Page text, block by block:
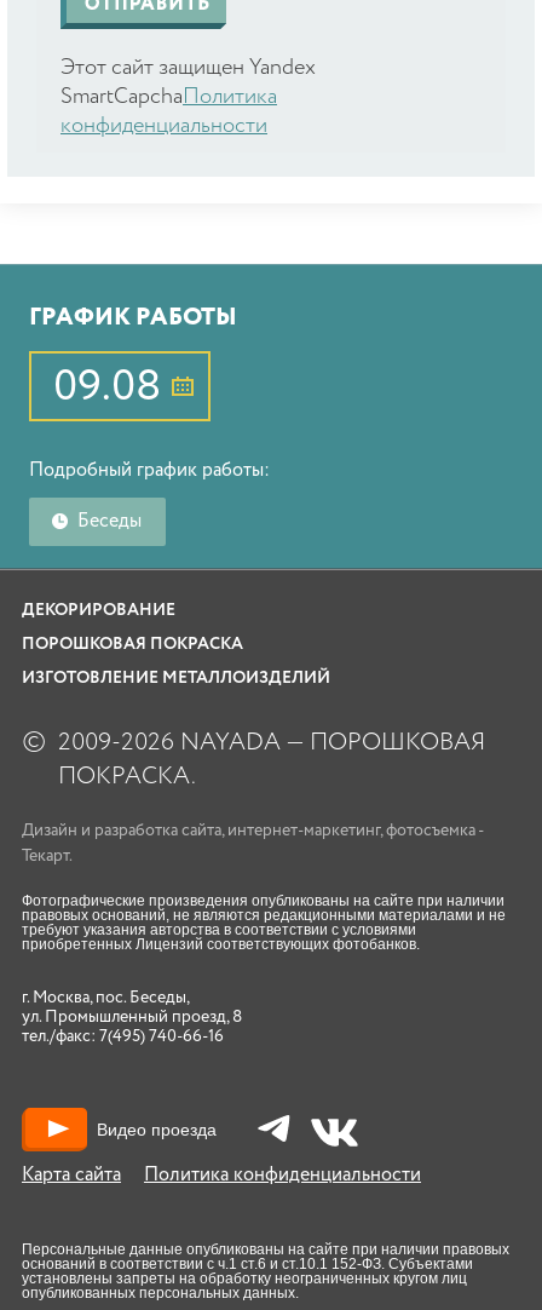
Этот сайт защищен Yandex
SmartCapcha Политика
конфиденциальности
ГРАФИК РАБОТЫ
09.08
Подробный график работы:
Беседы
ДЕКОРИРОВАНИЕ
ПОРОШКОВАЯ ПОКРАСКА
ИЗГОТОВЛЕНИЕ МЕТАЛЛОИЗДЕЛИЙ
© 2009-2026 NAYADA — ПОРОШКОВАЯ
ПОКРАСКА.
Дизайн и разработка сайта, интернет-маркетинг,фотосъемка -
Текарт.
Фотографические произведения опубликованы на сайте при наличии
правовых оснований, не являются редакционными материалами и не
требуют указания авторства в соответствии с условиями
приобретенных Лицензий соответствующих фотобанков.
г. Москва, пос. Беседы,
ул. Промышленный проезд, 8
тел./факс: 7(495) 740-66-16
Карта сайта Политика конфиденциальности
Видео проезда
Персональные данные опубликованы на сайте при наличии правовых
оснований в соответствии с ч.1 ст.6 и ст.10.1 152-ФЗ. Субъектами
установлены запреты на обработку неограниченных кругом лиц
опубликованных персональных данных.